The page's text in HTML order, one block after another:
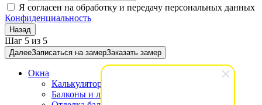
Я согласен на обработку и передачу персональных данных
Конфиденциальность
Назад
Шаг 5 из 5
ДалееЗаписаться на замерЗаказать замер
Окна
Калькулятор окон
Балконы и лоджии